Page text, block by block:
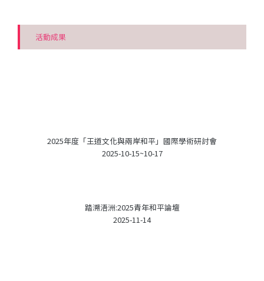
活動成果
2025年度「王道文化與兩岸和平」國際學術研討會
2025-10-15~10-17
踏溯浯洲:2025青年和平論壇
2025-11-14